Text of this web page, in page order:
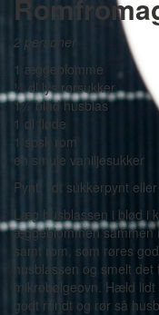
2 personer
1 æggeblomme
½ dl lys rørsukker
1½ blad husblas
1 dl fløde
1 spsk rom
en smule vaniljesukker
Pynt: lidt sukkerpynt
Læg husblassen i blød i
æggeblommen sammen
samt rom, som røres
husblassen og smelt
mikrobølgeovn. Hæld
godt rundt og rør så